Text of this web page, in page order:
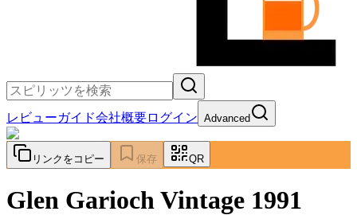
レビューガイド会社概要ログイン Advanced
リンクをコピー 保存 QR
Glen Garioch Vintage 1991